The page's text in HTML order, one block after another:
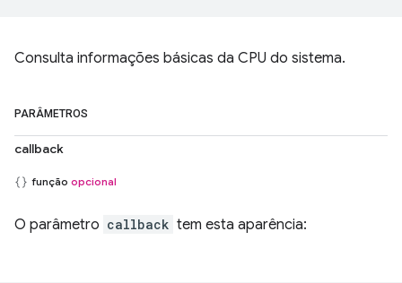
Consulta informações básicas da CPU do sistema.
PARÂMETROS
callback
função opcional
O parâmetro callback tem esta aparência: